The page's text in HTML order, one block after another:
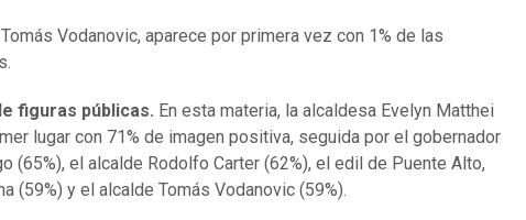
Vodanovic, aparece por primera vez con 1% de las
figuras públicas. En esta materia, la alcaldesa Evelyn Matthei
lugar con 71% de imagen positiva, seguida por el gobernador
(65%), el alcalde Rodolfo Carter (62%), el edil de Puente Alto,
(59%) y el alcalde Tomás Vodanovic (59%).